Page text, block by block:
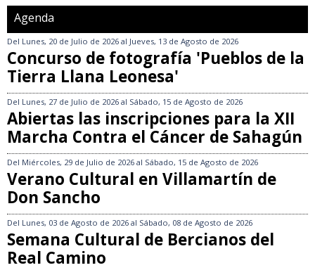
Agenda
Del Lunes, 20 de Julio de 2026 al Jueves, 13 de Agosto de 2026
Concurso de fotografía 'Pueblos de la
Tierra Llana Leonesa'
Del Lunes, 27 de Julio de 2026 al Sábado, 15 de Agosto de 2026
Abiertas las inscripciones para la XII
Marcha Contra el Cáncer de Sahagún
Del Miércoles, 29 de Julio de 2026 al Sábado, 15 de Agosto de 2026
Verano Cultural en Villamartín de
Don Sancho
Del Lunes, 03 de Agosto de 2026 al Sábado, 08 de Agosto de 2026
Semana Cultural de Bercianos del
Real Camino